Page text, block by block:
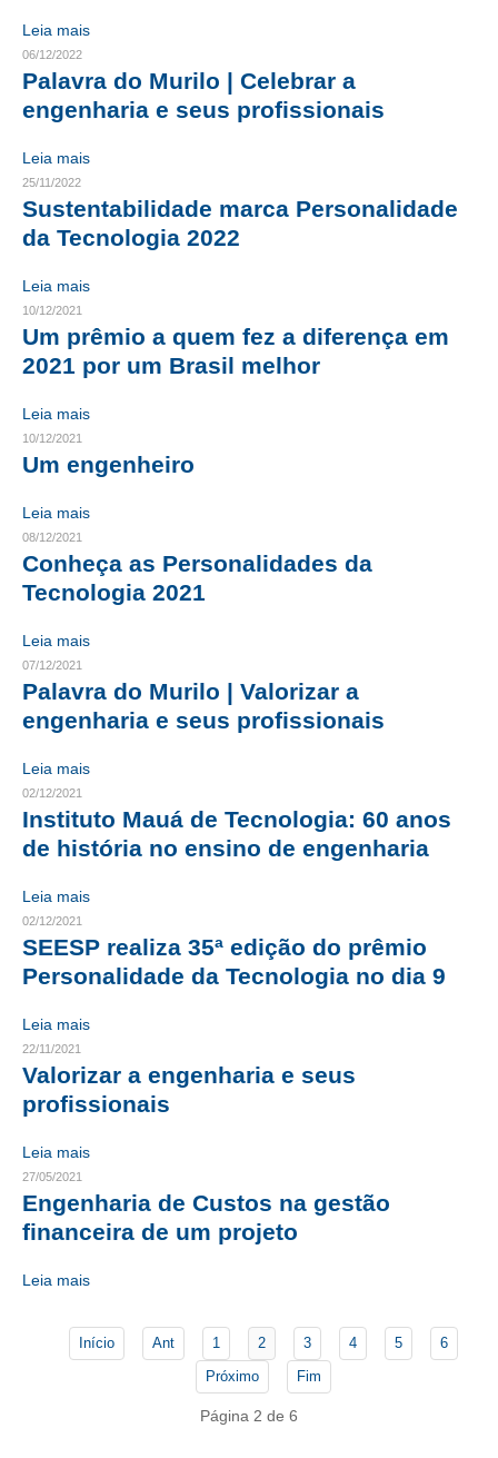
ACORDOS, CONVENÇÕES E DISSÍDIOS
CONTRIBUIÇÕES
CONTRIBUIÇÃO ASSOCIATIVA OU ANUIDADE DE SÓCIO
CONTRIBUIÇÃO SINDICAL URBANA
FGTS EXPURGOS
FGTS CORREÇÃO
LEGISLAÇÃO
LEI 4.950-A/1966 – PISO SALARIAL
RES 1.002/2002 – CÓDIGO DE ÉTICA
HOMOLOGAÇÕES
PISO SALARIAL
FIQUE POR DENTRO
OPORTUNIDADES
APRESENTAÇÃO
AUTÔNOMOS E SERVIÇOS
GUIA DAS ENGENHARIAS
CONTATO
ENGENHEIRO EMPREENDEDOR
SEESP EDUCAÇÃO
PLATAFORMAS GRATUITAS
APOSENTADORIA
Leia mais
06/12/2022
Palavra do Murilo | Celebrar a
engenharia e seus profissionais
Leia mais
25/11/2022
Sustentabilidade marca Personalidade
da Tecnologia 2022
Leia mais
10/12/2021
Um prêmio a quem fez a diferença em
2021 por um Brasil melhor
Leia mais
10/12/2021
Um engenheiro
Leia mais
08/12/2021
Conheça as Personalidades da
Tecnologia 2021
Leia mais
07/12/2021
Palavra do Murilo | Valorizar a
engenharia e seus profissionais
Leia mais
02/12/2021
Instituto Mauá de Tecnologia: 60 anos
de história no ensino de engenharia
Leia mais
02/12/2021
SEESP realiza 35ª edição do prêmio
Personalidade da Tecnologia no dia 9
Leia mais
22/11/2021
Valorizar a engenharia e seus
profissionais
Leia mais
27/05/2021
Engenharia de Custos na gestão
financeira de um projeto
Leia mais
Início Ant 1 2 3 4 5
6
Próximo
Fim
Página 2 de 6